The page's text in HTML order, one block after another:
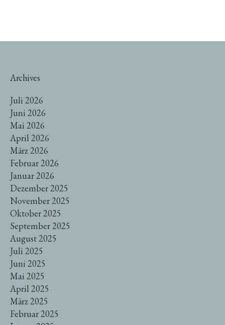
Archives
Juli 2026
Juni 2026
Mai 2026
April 2026
März 2026
Februar 2026
Januar 2026
Dezember 2025
November 2025
Oktober 2025
September 2025
August 2025
Juli 2025
Juni 2025
Mai 2025
April 2025
März 2025
Februar 2025